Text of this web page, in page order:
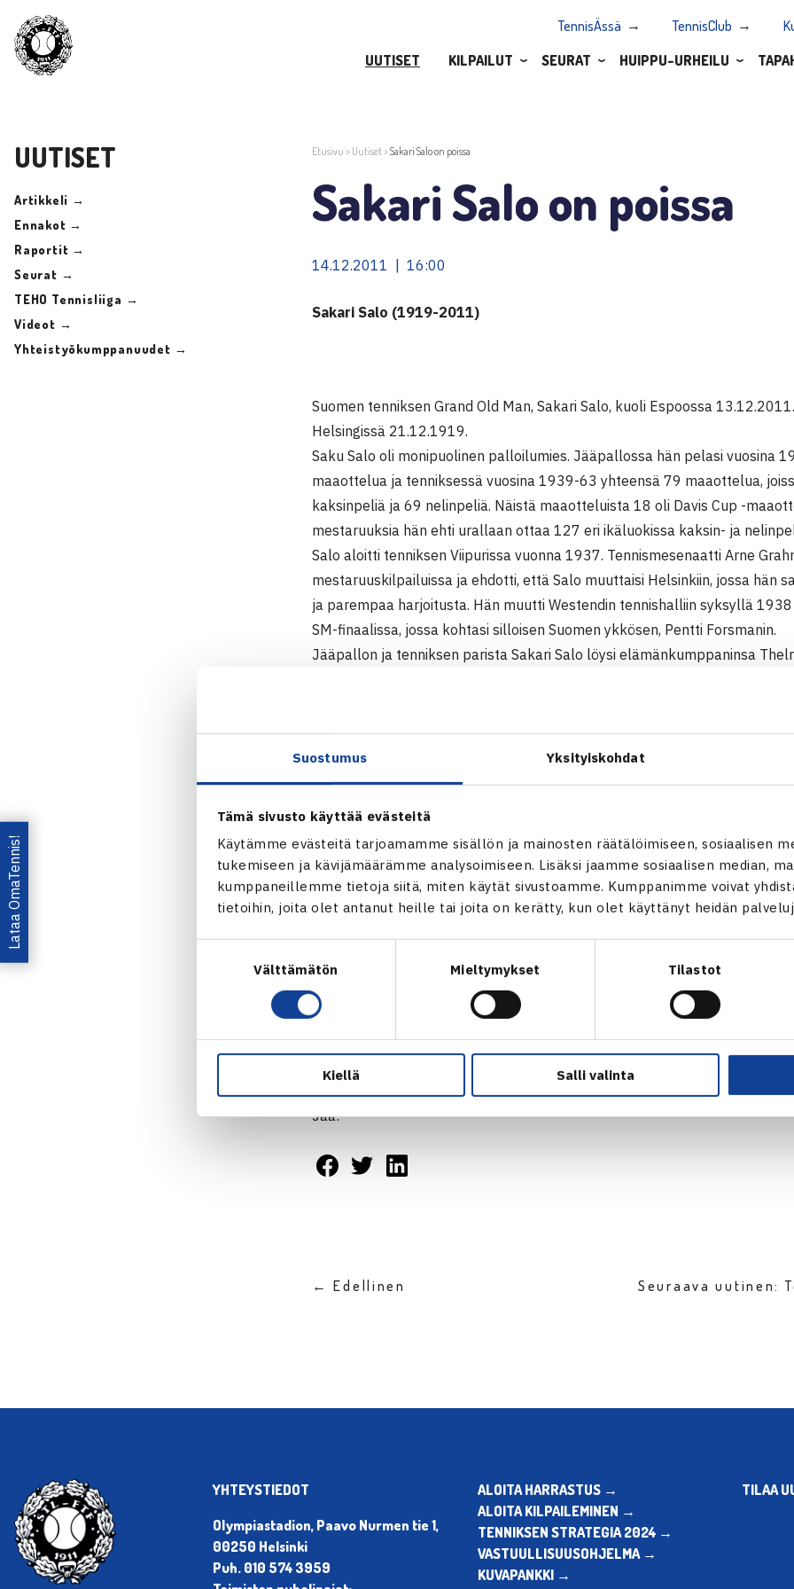
Suostumus Yksityiskohdat
Tämä sivusto käyttää evästeitä
Käytämme evästeitä tarjoamamme sisällön ja mainosten räätälöimiseen, sosiaalisen
tukemiseen ja kävijämäärämme analysoimiseen. Lisäksi jaamme sosiaalisen median,
kumppaneillemme tietoja siitä, miten käytät sivustoamme. Kumppanimme voivat
tietoihin, joita olet antanut heille tai joita on kerätty, kun olet käyttänyt heidän
Välttämätön Mieltymykset Tilastot
Kiellä Salli valinta
TennisÄssä TennisClub
UUTISET
KILPAILUT SEURAT HUIPPU-URHEILU
UUTISET
Artikkeli →
Ennakot →
Raportit →
Seurat →
TEHO Tennisliiga →
Videot →
Yhteistyökumppanuudet →
Etusivu > Uutiset>Sakari Salo on poissa
Sakari Salo on poissa
14.12.2011 | 16:00
Sakari Salo (1919-2011)
Suomen tenniksen Grand Old Man, Sakari Salo, kuoli Espoossa
Helsingissä 21.12.1919.
Saku Salo oli monipuolinen palloilumies. Jääpallossa hän pelasi vuosina
maaottelua ja tenniksessä vuosina 1939-63 yhteensä 79 maaottelua,
kaksinpeliä ja 69 nelinpeliä. Näistä maaotteluista 18 oli Davis Cup -
mestaruuksia hän ehti urallaan ottaa 127 eri ikäluokissa kaksin- ja
Salo aloitti tenniksen Viipurissa vuonna 1937. Tennismesenaatti Arne
mestaruuskilpailuissa ja ehdotti, että Salo muuttaisi Helsinkiin, jossa hän
ja parempaa harjoitusta. Hän muutti Westendin tennishalliin syksyllä
SM-finaalissa, jossa kohtasi silloisen Suomen ykkösen, Pentti Forsmanin.
Jääpallon ja tenniksen parista Sakari Salo löysi elämänkumppaninsa
mailahuoltoa. Vuonna 1968 Sakari ja Thelma Salo avasivat
Salo toi squashin Suomeen.
toimistosihteeri vuosina 1945-47, Suomen Tennisliiton toiminnanjohtaja
Suomen Squashliiton hallituksessa vuosina 1971-76, joista
Vuonna 2006 Euroopan Tennisliitto palkitsi Sakari Salon Tennis Europe
tenniksen hyväksi Suomessa.
Sakari Salo
Kuva: Urheilumuseon kokoelmat
Jaa:
← Edellinen Seuraava uutinen:
Lataa OmaTennis!
YHTEYSTIEDOT
Olympiastadion, Paavo Nurmen tie 1,
00250 Helsinki
Puh. 010 574 3959
ALOITA HARRASTUS →
ALOITA KILPAILEMINEN →
TENNIKSEN STRATEGIA 2024 →
VASTUULLISUUSOHJELMA →
KUVAPANKKI →
TILAA